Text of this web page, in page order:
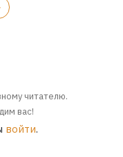
читателю.
вас!
войти.